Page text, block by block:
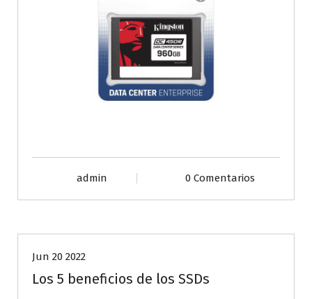
admin 0 Comentarios
Jun 20 2022
Los 5 beneficios de los SSDs